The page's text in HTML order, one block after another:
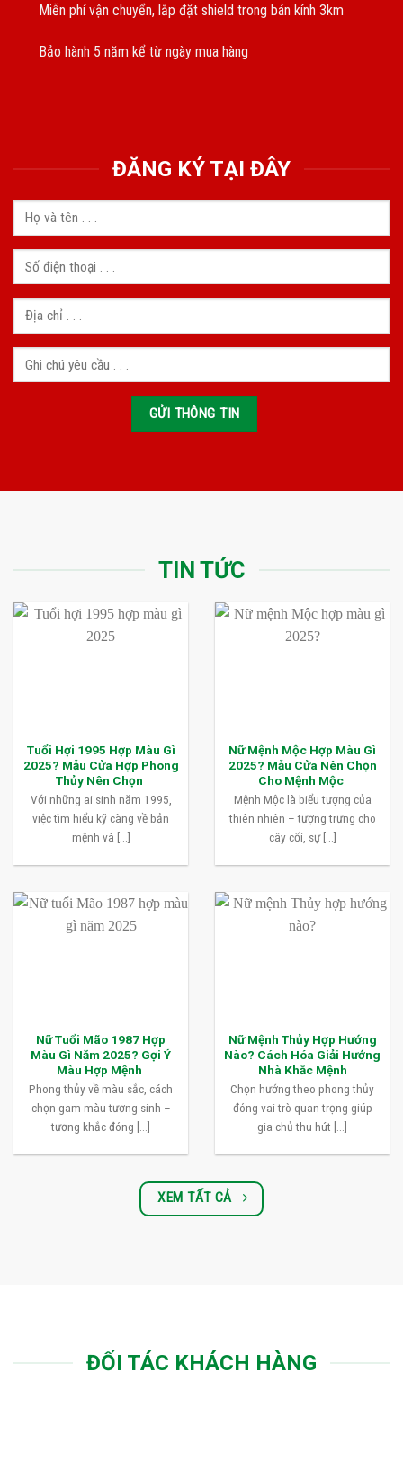
Miễn phí vận chuyển, lắp đặt shield trong bán kính 3km
Bảo hành 5 năm kể từ ngày mua hàng
ĐĂNG KÝ TẠI ĐÂY
TIN TỨC
Tuổi Hợi 1995 Hợp Màu Gì
2025? Mẫu Cửa Hợp Phong
Thủy Nên Chọn
Với những ai sinh năm 1995,
việc tìm hiểu kỹ càng về bản
mệnh và [...]
Nữ Mệnh Mộc Hợp Màu Gì
2025? Mẫu Cửa Nên Chọn
Cho Mệnh Mộc
Mệnh Mộc là biểu tượng của
thiên nhiên – tượng trưng cho
cây cối, sự [...]
Nữ Tuổi Mão 1987 Hợp
Màu Gì Năm 2025? Gợi Ý
Màu Hợp Mệnh
Phong thủy về màu sắc, cách
chọn gam màu tương sinh –
tương khắc đóng [...]
Nữ Mệnh Thủy Hợp Hướng
Nào? Cách Hóa Giải Hướng
Nhà Khắc Mệnh
Chọn hướng theo phong thủy
đóng vai trò quan trọng giúp
gia chủ thu hút [...]
XEM TẤT CẢ
ĐỐI TÁC KHÁCH HÀNG